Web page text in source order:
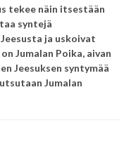
tekee näin itsestään
syntejä
ja uskoivat
Jumalan Poika, aivan
Jeesuksen syntymää
Jumalan